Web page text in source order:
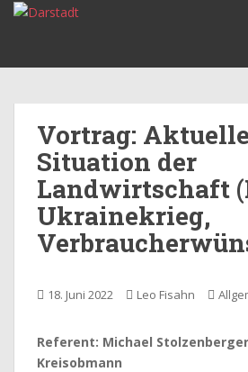
p
Vortrag: Aktuelle
Situation der
Landwirtschaft
Ukrainekrieg,
18. Juni 2022 Leo Fisahn
Referent: Michael
Kreisobmann